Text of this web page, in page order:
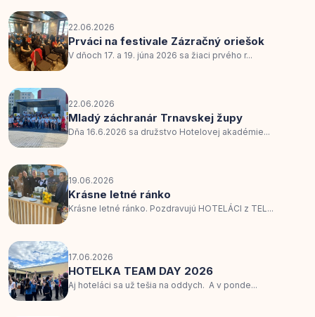
22.06.2026
Prváci na festivale Zázračný oriešok
V dňoch 17. a 19. júna 2026 sa žiaci prvého r...
22.06.2026
Mladý záchranár Trnavskej župy
Dňa 16.6.2026 sa družstvo Hotelovej akadémie...
19.06.2026
Krásne letné ránko
Krásne letné ránko. Pozdravujú HOTELÁCI z TEL...
17.06.2026
HOTELKA TEAM DAY 2026
Aj hoteláci sa už tešia na oddych. A v ponde...